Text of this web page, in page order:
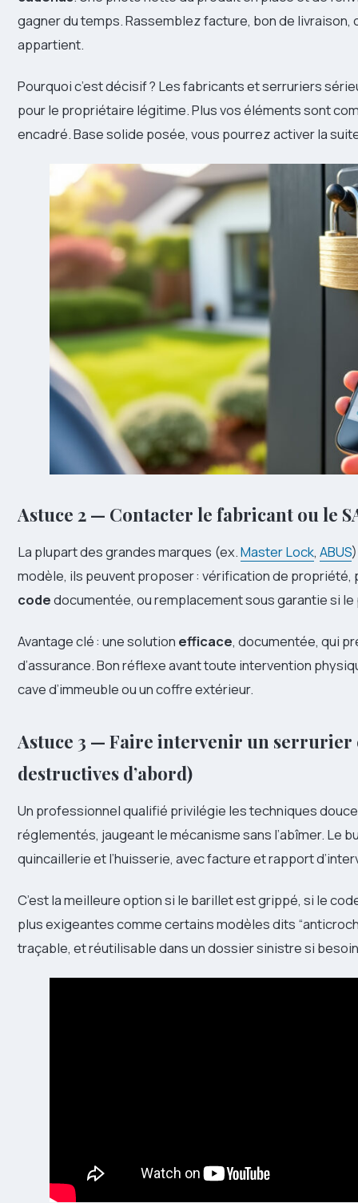
gagner du temps. Rassemblez facture, bon de
appartient.
Pourquoi c’est décisif ? Les fabricants et serruriers
pour le propriétaire légitime. Plus vos éléments sont
encadré. Base solide posée, vous pourrez activer la
Astuce 2 — Contacter le fabricant ou le
La plupart des grandes marques (ex.Master Lock, ABUS
modèle, ils peuvent proposer : vérification de
codedocumentée, ou remplacement sous garantie si
Avantage clé : une solution efficace, documentée, qui
d’assurance. Bon réflexe avant toute intervention
cave d’immeuble ou un coffre extérieur.
Astuce 3 — Faire intervenir un serrurier
destructives d’abord)
Un professionnel qualifié privilégie les techniques
réglementés, jaugeant le mécanisme sans l’abîmer. Le
quincaillerie et l’huisserie, avec facture et rapport
C’est la meilleure option si le barillet est grippé, si le
plus exigeantes comme certains modèles dits
traçable, et réutilisable dans un dossier sinistre si